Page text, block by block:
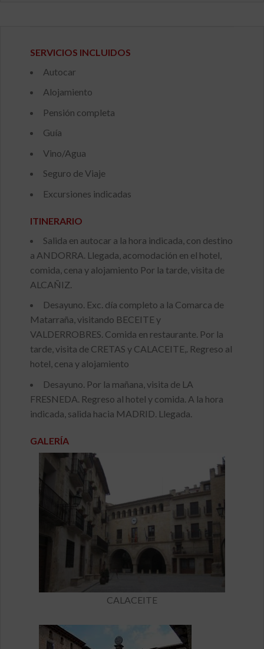
SERVICIOS INCLUIDOS
Autocar
Alojamiento
Pensión completa
Guía
Vino/Agua
Seguro de Viaje
Excursiones indicadas
ITINERARIO
Salida en autocar a la hora indicada, con destino
a ANDORRA. Llegada, acomodación en el hotel,
comida, cena y alojamiento Por la tarde, visita de
ALCAÑIZ.
Desayuno. Exc. día completo a la Comarca de
Matarraña, visitando BECEITE y
VALDERROBRES. Comida en restaurante. Por la
tarde, visita de CRETAS y CALACEITE,. Regreso al
hotel, cena y alojamiento
Desayuno. Por la mañana, visita de LA
FRESNEDA. Regreso al hotel y comida. A la hora
indicada, salida hacia MADRID. Llegada.
GALERÍA
CALACEITE